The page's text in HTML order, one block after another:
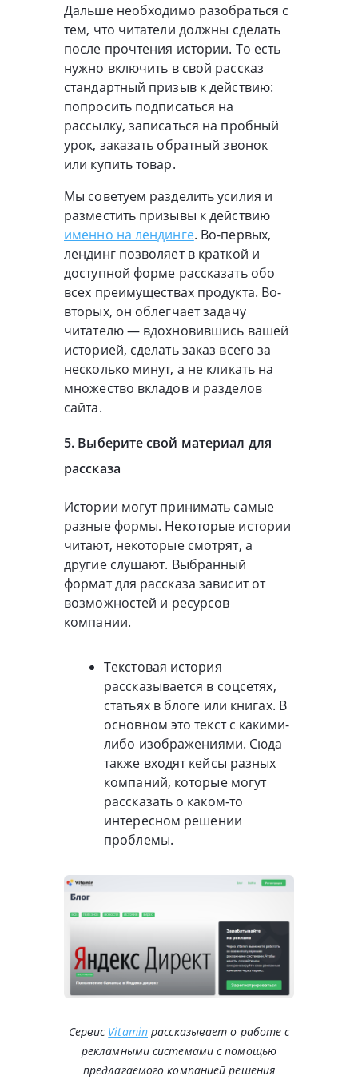
Дальше необходимо разобраться с
тем, что читатели должны сделать
после прочтения истории. То есть
нужно включить в свой рассказ
стандартный призыв к действию:
попросить подписаться на
рассылку, записаться на пробный
урок, заказать обратный звонок
или купить товар.
Мы советуем разделить усилия и
разместить призывы к действию
именно на лендинге. Во-первых,
лендинг позволяет в краткой и
доступной форме рассказать обо
всех преимуществах продукта. Во-
вторых, он облегчает задачу
читателю — вдохновившись вашей
историей, сделать заказ всего за
несколько минут, а не кликать на
множество вкладов и разделов
сайта.
5. Выберите свой материал для
рассказа
Истории могут принимать самые
разные формы. Некоторые истории
читают, некоторые смотрят, а
другие слушают. Выбранный
формат для рассказа зависит от
возможностей и ресурсов
компании.
Текстовая история
рассказывается в соцсетях,
статьях в блоге или книгах. В
основном это текст с какими-
либо изображениями. Сюда
также входят кейсы разных
компаний, которые могут
рассказать о каком-то
интересном решении
проблемы.
Сервис Vitamin рассказывает о работе с
рекламными системами с помощью
предлагаемого компанией решения